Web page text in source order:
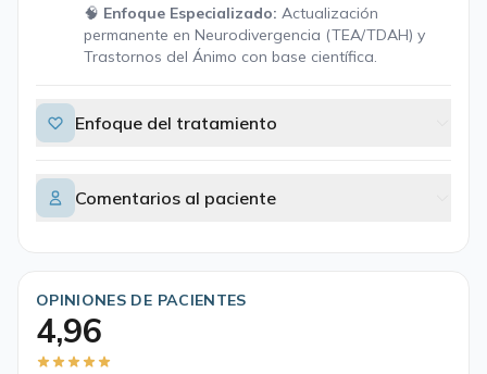
🧠 Enfoque Especializado: Actualización
permanente en Neurodivergencia (TEA/TDAH) y
Trastornos del Ánimo con base científica.
Enfoque del tratamiento
Comentarios al paciente
OPINIONES DE PACIENTES
4,96